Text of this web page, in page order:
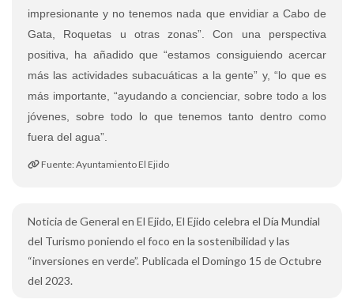
impresionante y no tenemos nada que envidiar a Cabo de
Gata, Roquetas u otras zonas”. Con una perspectiva
positiva, ha añadido que “estamos consiguiendo acercar
más las actividades subacuáticas a la gente” y, “lo que es
más importante, “ayudando a concienciar, sobre todo a los
jóvenes, sobre todo lo que tenemos tanto dentro como
fuera del agua”.
Fuente: Ayuntamiento El Ejido
Noticia de General en El Ejido, El Ejido celebra el Día Mundial
del Turismo poniendo el foco en la sostenibilidad y las
“inversiones en verde”. Publicada el Domingo 15 de Octubre
del 2023.